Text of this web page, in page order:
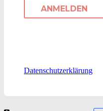
Datenschutzerklärung